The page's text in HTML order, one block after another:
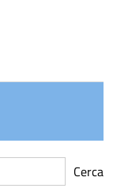
Cerca